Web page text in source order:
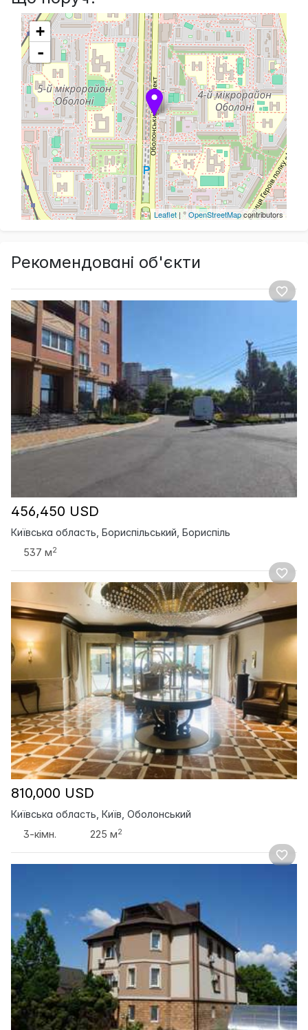
+
-
Leaflet| ©OpenStreetMapcontributors
Рекомендовані об'єкти
456,450 USD
Київська область, Бориспільський, Бориспіль
537 м2
810,000 USD
Київська область, Київ, Оболонський
3-кімн.
225 м2